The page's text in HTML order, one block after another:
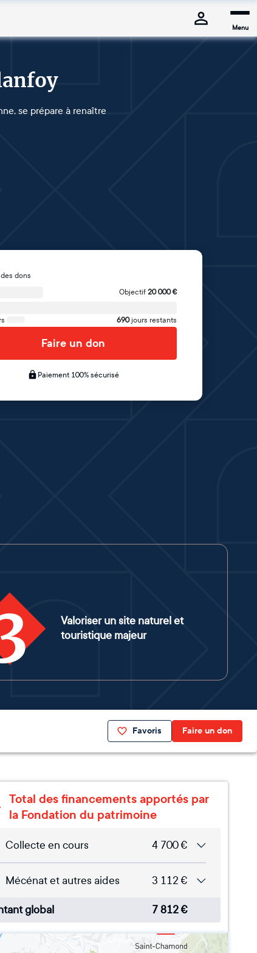
Menu
se prépare à renaître
dons
Objectif 20 000€
690 jours restants
Faire un don
Paiement 100% sécurisé
Valoriser un site naturel et
touristique majeur
Favoris Faire un don
Total des financements apportés par
la Fondation du patrimoine
Collecte en cours 4 700€
Mécénat et autres aides 3 112 €
global 7 812€